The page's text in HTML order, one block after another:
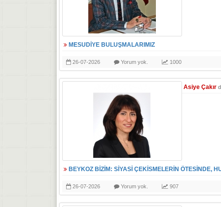
MESUDİYE BULUŞMALARIMIZ
26-07-2026 Yorum yok. 1000
Asiye Çakır
BEYKOZ BİZİM: SİYASİ ÇEKİSMELERİN ÖTESİNDE,
26-07-2026 Yorum yok. 907